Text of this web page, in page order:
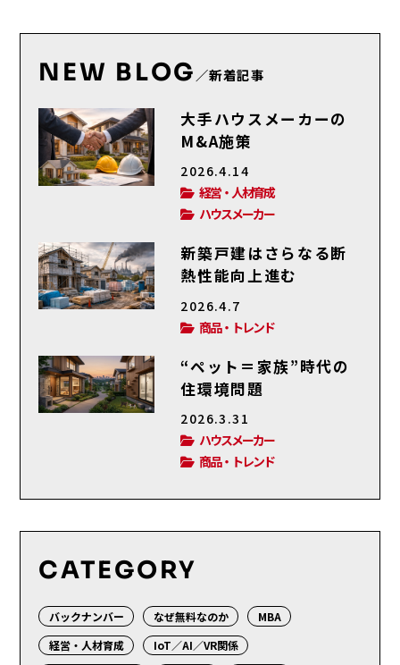
NEW BLOG／新着記事
大手ハウスメーカーの
M&A施策
2026.4.14
経営・人材育成
ハウスメーカー
新築戸建はさらなる断
熱性能向上進む
2026.4.7
商品・トレンド
“ペット＝家族”時代の
住環境問題
2026.3.31
ハウスメーカー
商品・トレンド
CATEGORY
バックナンバー なぜ無料なのか
MBA
経営・人材育成
IoT／AI／VR関係